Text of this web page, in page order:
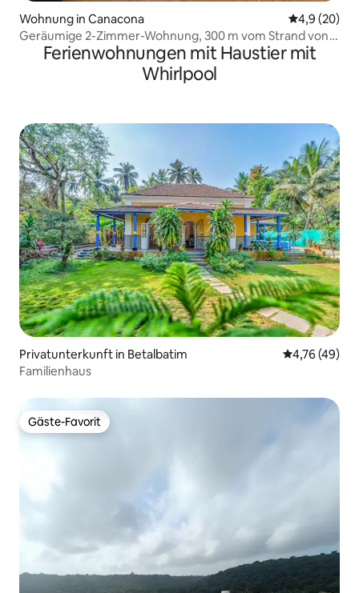
Wohnung in Canacona
4,9 (20)
Geräumige 2-Zimmer-Wohnung, 300 m vom Strand von
Palolem entfernt
Ferienwohnungen mit Haustier mit
Whirlpool
Privatunterkunft in Betalbatim
4,76 (49)
Familienhaus
Gäste-Favorit
Gäste-Favorit